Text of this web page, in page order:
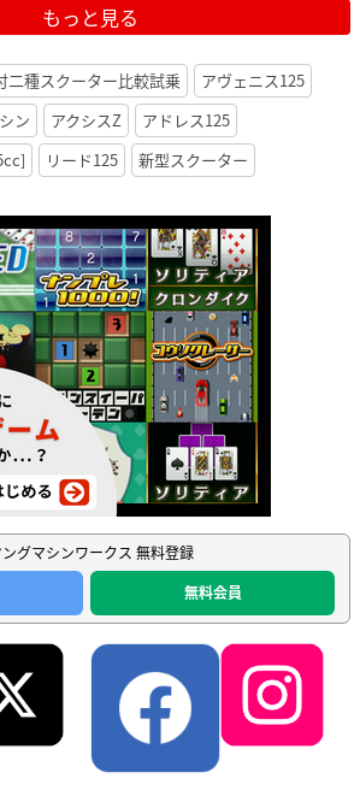
もっと見る
二種スクーター比較試乗
アヴェニス125
ン アクシスZ
アドレス125
リード125 新型スクーター
グマシンワークス 無料登録
無料会員